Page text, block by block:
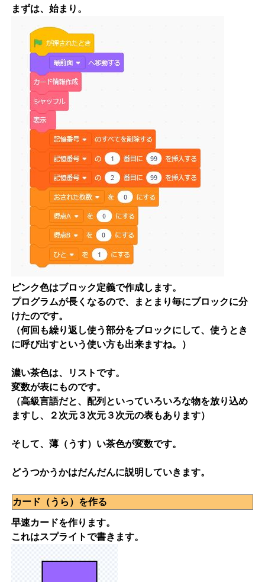
まずは、始まり。
ピンク色はブロック定義で作成します。
プログラムが長くなるので、まとまり毎にブロックに分
けたのです。
（何回も繰り返し使う部分をブロックにして、使うとき
に呼び出すという使い方も出来ますね。）
濃い茶色は、リストです。
変数が表にものです。
（高級言語だと、配列といっていろいろな物を放り込め
ますし、２次元３次元３次元の表もあります）
そして、薄（うす）い茶色が変数です。
どうつかうかはだんだんに説明していきます。
カード（うら）を作る
早速カードを作ります。
これはスプライトで書きます。